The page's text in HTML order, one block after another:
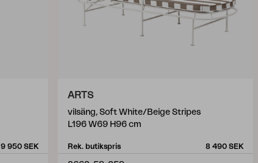
9 950 SEK
ARTS
vilsäng, Soft White/Beige Stripes
L196 W69 H96 cm
Rek. butikspris 8 490 SEK